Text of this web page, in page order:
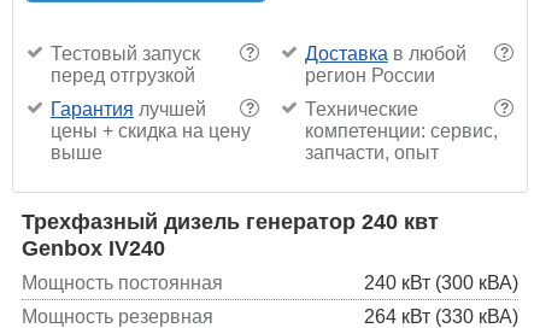
?
Тестовый запуск
перед отгрузкой
?
Доставка в любой
регион России
?
Гарантия лучшей
цены + скидка на цену
выше
?
Технические
компетенции: сервис,
запчасти, опыт
Трехфазный дизель генератор 240 квт
Genbox IV240
Мощность постоянная
240 кВт (300 кВА)
Мощность резервная
264 кВт (330 кВА)